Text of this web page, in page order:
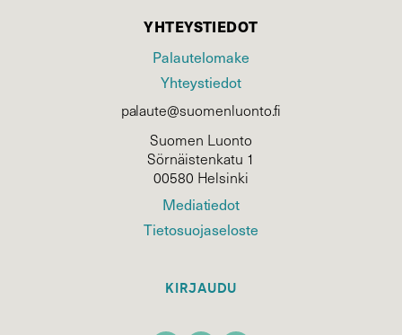
YHTEYSTIEDOT
Palautelomake
Yhteystiedot
palaute@suomenluonto.fi
Suomen Luonto
Sörnäistenkatu 1
00580 Helsinki
Mediatiedot
Tietosuojaseloste
KIRJAUDU